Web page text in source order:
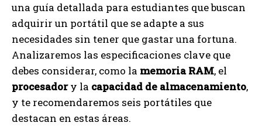
una guía detallada para estudiantes que buscan
adquirir un portátil que se adapte a sus
necesidades sin tener que gastar una fortuna.
Analizaremos las especificaciones clave que
debes considerar, como la memoria RAM, el
procesadory la capacidad de almacenamiento,
y te recomendaremos seis portátiles que
destacan en estas áreas.